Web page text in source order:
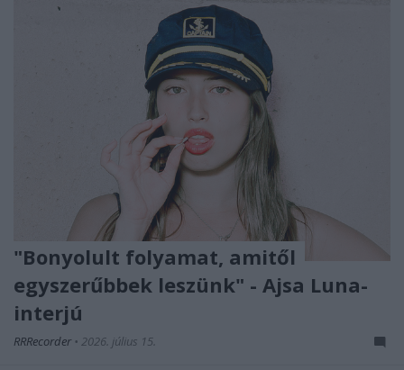
"Bonyolult folyamat, amitől
egyszerűbbek leszünk" - Ajsa Luna-
interjú
RRRecorder • 2026. július 15.